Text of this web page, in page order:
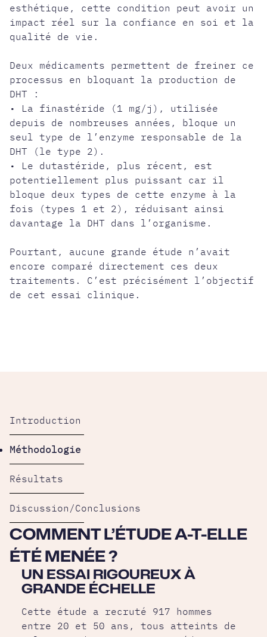
esthétique, cette condition peut avoir un
impact réel sur la confiance en soi et la
qualité de vie.
Deux médicaments permettent de freiner ce
processus en bloquant la production de
DHT :
• La finastéride (1 mg/j), utilisée
depuis de nombreuses années, bloque un
seul type de l’enzyme responsable de la
DHT (le type 2).
• Le dutastéride, plus récent, est
potentiellement plus puissant car il
bloque deux types de cette enzyme à la
fois (types 1 et 2), réduisant ainsi
davantage la DHT dans l’organisme.
Pourtant, aucune grande étude n’avait
encore comparé directement ces deux
traitements. C’est précisément l’objectif
de cet essai clinique.
Introduction
Méthodologie
Résultats
Discussion/Conclusions
COMMENT L’ÉTUDE A-T-ELLE
ÉTÉ MENÉE ?
UN ESSAI RIGOUREUX À
GRANDE ÉCHELLE
Cette étude a recruté 917 hommes
entre 20 et 50 ans, tous atteints de